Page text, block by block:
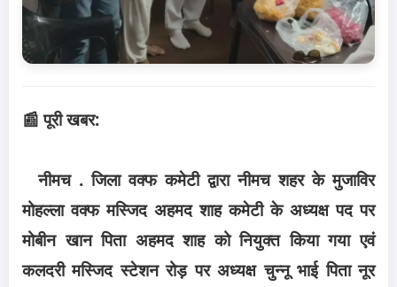
📰 पूरी खबर:
नीमच . जिला वक्फ कमेटी द्वारा नीमच शहर के मुजाविर
मोहल्ला वक्फ मस्जिद अहमद शाह कमेटी के अध्यक्ष पद पर
मोबीन खान पिता अहमद शाह को नियुक्त किया गया एवं
कलदरी मस्जिद स्टेशन रोड़ पर अध्यक्ष चुन्नू भाई पिता नूर